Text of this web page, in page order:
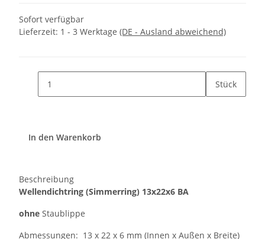
Sofort verfügbar
Lieferzeit: 1 - 3 Werktage (DE - Ausland abweichend)
Stück
In den Warenkorb
Beschreibung
Wellendichtring (Simmerring) 13x22x6 BA
ohne Staublippe
Abmessungen: 13 x 22 x 6 mm (Innen x Außen x Breite)